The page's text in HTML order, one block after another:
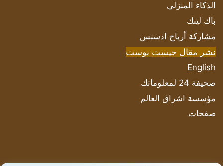
الذكاء المنزلي
باك لينك
مشاركة أرباح ادسنس
نشر مقال جيست بوست
English
صحيفة 24 لمعلوماتك
مؤسسة اشراق العالم
صفحات